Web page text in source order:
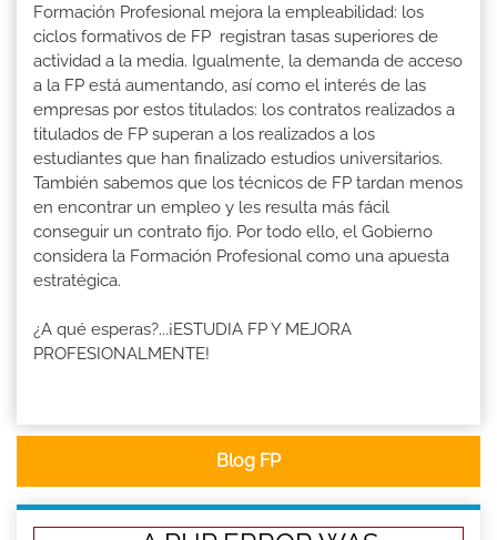
Formación Profesional mejora la empleabilidad: los
ciclos formativos de FP registran tasas superiores de
actividad a la media. Igualmente, la demanda de acceso
a la FP está aumentando, así como el interés de las
empresas por estos titulados: los contratos realizados a
titulados de FP superan a los realizados a los
estudiantes que han finalizado estudios universitarios.
También sabemos que los técnicos de FP tardan menos
en encontrar un empleo y les resulta más fácil
conseguir un contrato fijo. Por todo ello, el Gobierno
considera la Formación Profesional como una apuesta
estratégica.
¿A qué esperas?...¡ESTUDIA FP Y MEJORA
PROFESIONALMENTE!
Blog FP